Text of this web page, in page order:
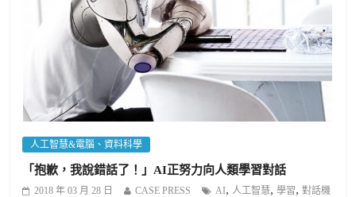
人工智慧&電腦、資料科學
「抱歉，我說錯話了！」AI正努力向人類學習對話
2018 年 03 月 28 日 CASE PRESS AI, 人工智慧,學習,對話機